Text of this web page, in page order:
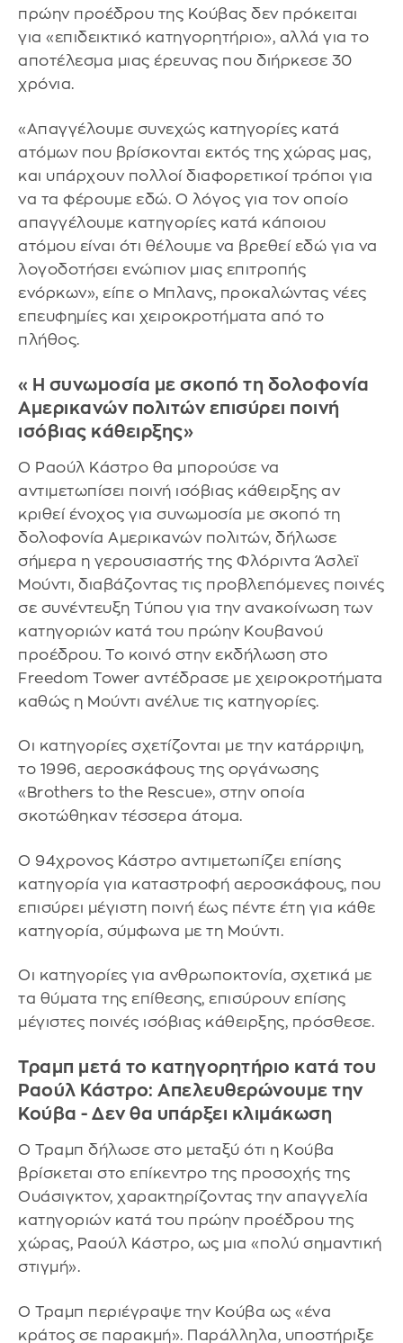
πρώην προέδρου της Κούβας δεν πρόκειται
για «επιδεικτικό κατηγορητήριο», αλλά για το
αποτέλεσμα μιας έρευνας που διήρκεσε 30
χρόνια.
«Απαγγέλουμε συνεχώς κατηγορίες κατά
ατόμων που βρίσκονται εκτός της χώρας μας,
και υπάρχουν πολλοί διαφορετικοί τρόποι για
να τα φέρουμε εδώ. Ο λόγος για τον οποίο
απαγγέλουμε κατηγορίες κατά κάποιου
ατόμου είναι ότι θέλουμε να βρεθεί εδώ για να
λογοδοτήσει ενώπιον μιας επιτροπής
ενόρκων», είπε ο Μπλανς, προκαλώντας νέες
επευφημίες και χειροκροτήματα από το
πλήθος.
«Η συνωμοσία με σκοπό τη δολοφονία
Αμερικανών πολιτών επισύρει ποινή
ισόβιας κάθειρξης»
Ο Ραούλ Κάστρο θα μπορούσε να
αντιμετωπίσει ποινή ισόβιας κάθειρξης αν
κριθεί ένοχος για συνωμοσία με σκοπό τη
δολοφονία Αμερικανών πολιτών, δήλωσε
σήμερα η γερουσιαστής της Φλόριντα Άσλεϊ
Μούντι, διαβάζοντας τις προβλεπόμενες ποινές
σε συνέντευξη Τύπου για την ανακοίνωση των
κατηγοριών κατά του πρώην Κουβανού
προέδρου. Το κοινό στην εκδήλωση στο
Freedom Tower αντέδρασε με χειροκροτήματα
καθώς η Μούντι ανέλυε τις κατηγορίες.
Οι κατηγορίες σχετίζονται με την κατάρριψη,
το 1996, αεροσκάφους της οργάνωσης
«Brothers to the Rescue», στην οποία
σκοτώθηκαν τέσσερα άτομα.
Ο 94χρονος Κάστρο αντιμετωπίζει επίσης
κατηγορία για καταστροφή αεροσκάφους, που
επισύρει μέγιστη ποινή έως πέντε έτη για κάθε
κατηγορία, σύμφωνα με τη Μούντι.
Οι κατηγορίες για ανθρωποκτονία, σχετικά με
τα θύματα της επίθεσης, επισύρουν επίσης
μέγιστες ποινές ισόβιας κάθειρξης, πρόσθεσε.
Τραμπ μετά το κατηγορητήριο κατά του
Ραούλ Κάστρο: Απελευθερώνουμε την
Κούβα - Δεν θα υπάρξει κλιμάκωση
Ο Τραμπ δήλωσε στο μεταξύ ότι η Κούβα
βρίσκεται στο επίκεντρο της προσοχής της
Ουάσιγκτον, χαρακτηρίζοντας την απαγγελία
κατηγοριών κατά του πρώην προέδρου της
χώρας, Ραούλ Κάστρο, ως μια «πολύ σημαντική
στιγμή».
Ο Τραμπ περιέγραψε την Κούβα ως «ένα
κράτος σε παρακμή». Παράλληλα, υποστήριξε